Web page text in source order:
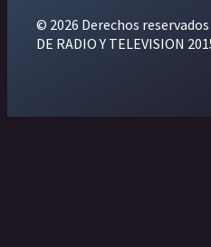
© 2026 Derechos reservados
DE RADIO Y TELEVISION